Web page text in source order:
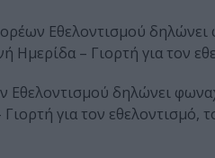
Εθελοντισμού δηλώνει
Ημερίδα – Γιορτή για τον
δηλώνει
για τον εθελοντισμό,